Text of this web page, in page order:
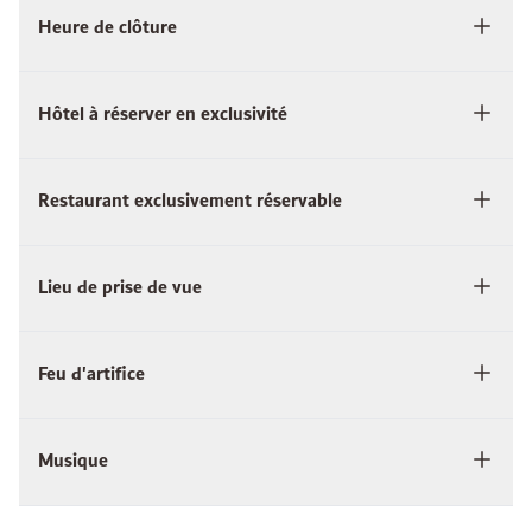
Heure de clôture
Hôtel à réserver en exclusivité
Restaurant exclusivement réservable
Lieu de prise de vue
Feu d'artifice
Musique